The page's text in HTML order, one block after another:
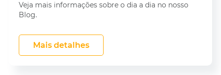
Veja mais informações sobre o dia a dia no nosso
Blog.
Mais detalhes